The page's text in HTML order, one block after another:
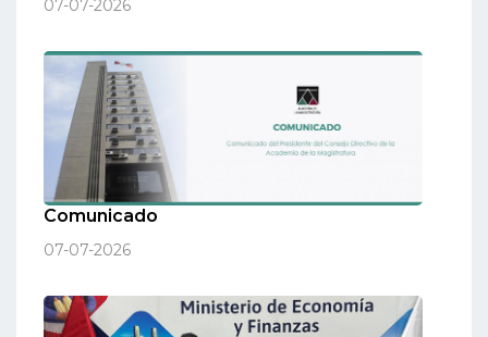
07-07-2026
Comunicado
07-07-2026